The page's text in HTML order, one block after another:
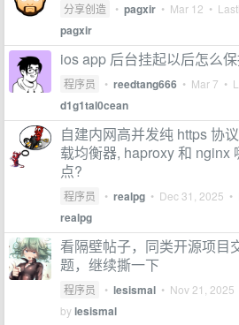
分享创造 • pagxir • Mar 12 •
pagxir
ios app 后台挂起以后怎么
程序员 • reedtang666 • Mar 7 •
d1g1tal0cean
自建内网高并发纯 https 协
载均衡器, haproxy 和 nginx
点?
程序员 • realpg • Dec 31, 2025 •
realpg
看隔壁帖子，同类开源项目
题，继续撕一下
程序员 • lesismal • Nov 21, 2025
bylesismal